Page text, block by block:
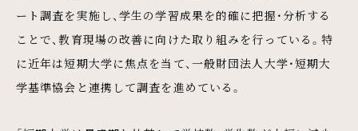
ート調査を実施し、学生の学習成果を的確に把握・分析する
ことで、教育現場の改善に向けた取り組みを行っている。特
に近年は短期大学に焦点を当て、一般財団法人大学・短期大
学基準協会と連携して調査を進めている。